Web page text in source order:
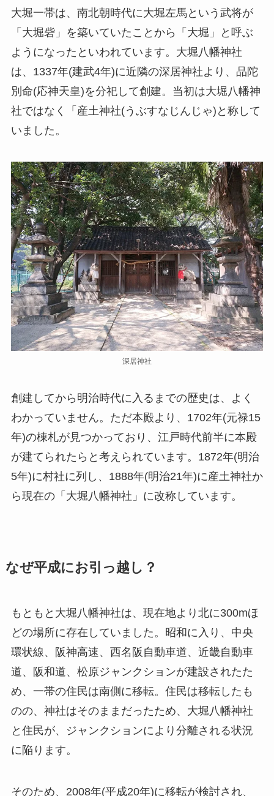
大堀一帯は、南北朝時代に大堀左馬という武将が
「大堀砦」を築いていたことから「大堀」と呼ぶ
ようになったといわれています。大堀八幡神社
は、1337年(建武4年)に近隣の深居神社より、品陀
別命(応神天皇)を分祀して創建。当初は大堀八幡神
社ではなく「産土神社(うぶすなじんじゃ)と称して
いました。
深居神社
創建してから明治時代に入るまでの歴史は、よく
わかっていません。ただ本殿より、1702年(元禄15
年)の棟札が見つかっており、江戸時代前半に本殿
が建てられたらと考えられています。1872年(明治
5年)に村社に列し、1888年(明治21年)に産土神社か
ら現在の「大堀八幡神社」に改称しています。
なぜ平成にお引っ越し？
もともと大堀八幡神社は、現在地より北に300mほ
どの場所に存在していました。昭和に入り、中央
環状線、阪神高速、西名阪自動車道、近畿自動車
道、阪和道、松原ジャンクションが建設されたた
め、一帯の住民は南側に移転。住民は移転したも
のの、神社はそのままだったため、大堀八幡神社
と住民が、ジャンクションにより分離される状況
に陥ります。
そのため、2008年(平成20年)に移転が検討され、